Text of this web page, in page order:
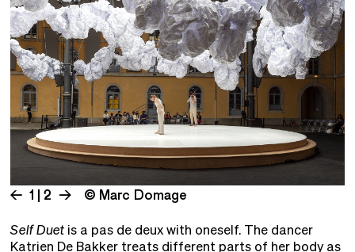
1 | 2 © Marc Domage
Self Duetis a pas de deux with oneself. The dancer
Katrien De Bakker treats different parts of her body as